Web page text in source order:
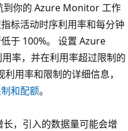
到你的 Azure Monitor 工作
标活动时序利用率和每分钟
于 100%。 设置 Azure
率，并在利用率超过限制的
用率和限制的详细信息，
和配额。
，引入的数据量可能会增